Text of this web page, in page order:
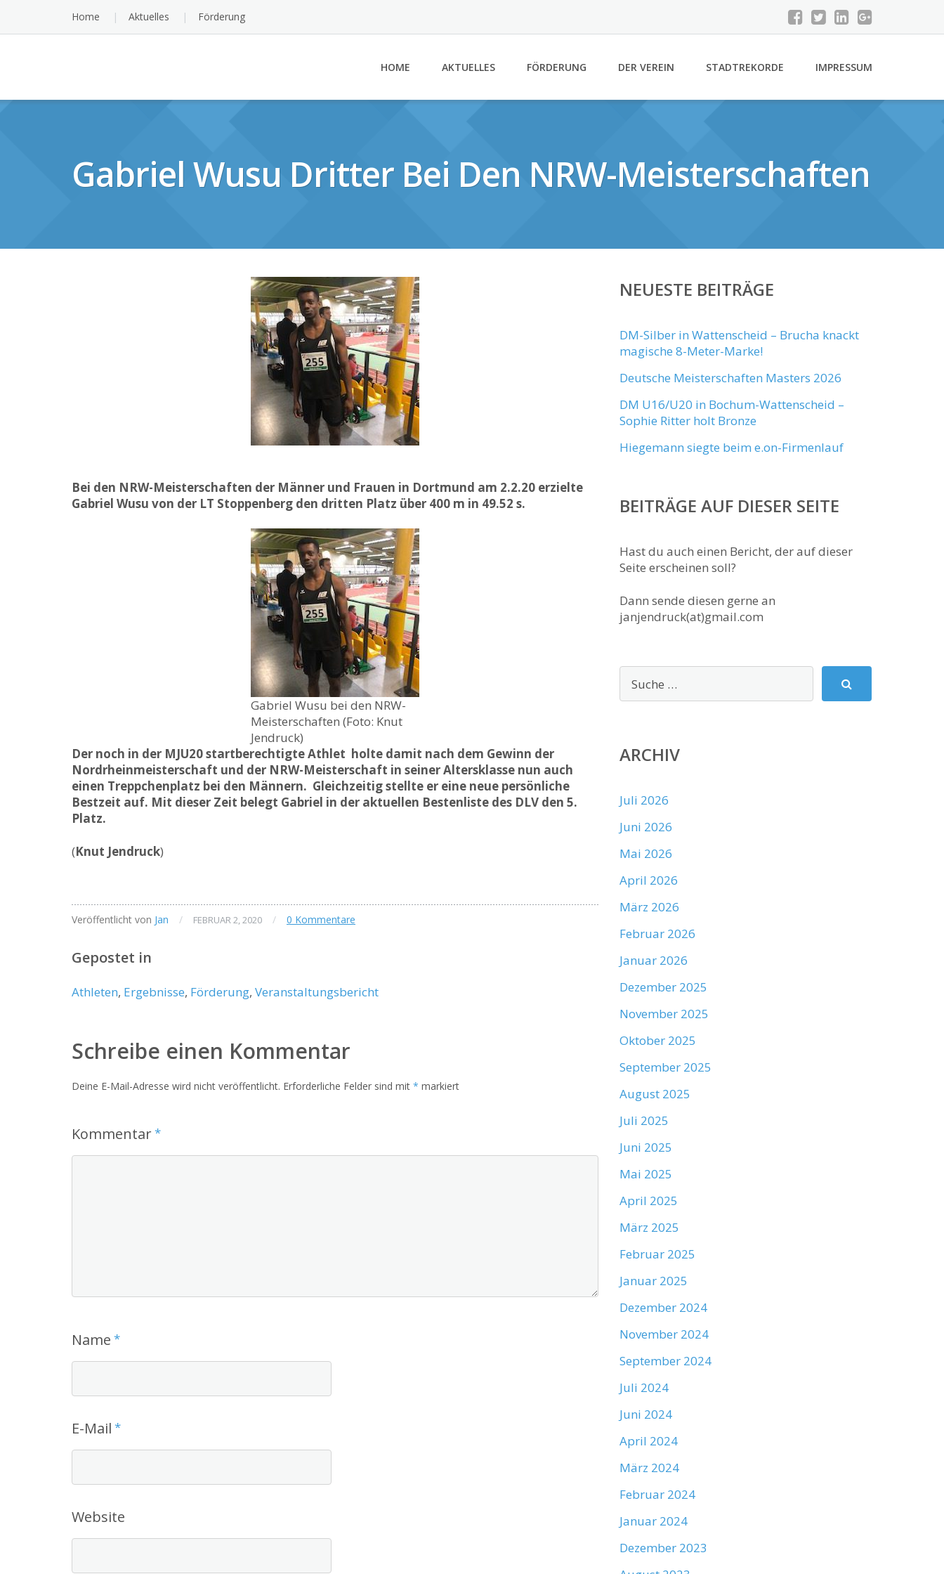
content
Home Aktuelles Förderung
HOME AKTUELLES FÖRDERUNG DER VEREIN STADTREKORDE IMPRESSUM
Gabriel Wusu Dritter Bei Den NRW-Meisterschaften
Bei den NRW-Meisterschaften der Männer und Frauen in Dortmund am 2.2.20 erzielte
Gabriel Wusu von der LT Stoppenberg den dritten Platz über 400 m in 49.52 s.
Gabriel Wusu bei den NRW-
Meisterschaften (Foto: Knut
Jendruck)
Der noch in der MJU20 startberechtigte Athlet holte damit nach dem Gewinn der
Nordrheinmeisterschaft und der NRW-Meisterschaft in seiner Altersklasse nun auch
einen Treppchenplatz bei den Männern. Gleichzeitig stellte er eine neue persönliche
Bestzeit auf. Mit dieser Zeit belegt Gabriel in der aktuellen Bestenliste des DLV den 5.
Platz.
(Knut Jendruck)
Veröffentlicht von Jan / FEBRUAR 2, 2020 / 0 Kommentare
Gepostet in
Athleten, Ergebnisse, Förderung, Veranstaltungsbericht
Schreibe einen Kommentar
Deine E-Mail-Adresse wird nicht veröffentlicht. Erforderliche Felder sind mit * markiert
Kommentar*
Name *
E-Mail *
Website
NEUESTE BEITRÄGE
DM-Silber in Wattenscheid – Brucha knackt
magische 8-Meter-Marke!
Deutsche Meisterschaften Masters 2026
DM U16/U20 in Bochum-Wattenscheid –
Sophie Ritter holt Bronze
Hiegemann siegte beim e.on-Firmenlauf
BEITRÄGE AUF DIESER SEITE
Hast du auch einen Bericht, der auf dieser
Seite erscheinen soll?
Dann sende diesen gerne an
janjendruck(at)gmail.com
ARCHIV
Juli 2026
Juni 2026
Mai 2026
April 2026
März 2026
Februar 2026
Januar 2026
Dezember 2025
November 2025
Oktober 2025
September 2025
August 2025
Juli 2025
Juni 2025
Mai 2025
April 2025
März 2025
Februar 2025
Januar 2025
Dezember 2024
November 2024
September 2024
Juli 2024
Juni 2024
April 2024
März 2024
Februar 2024
Januar 2024
Dezember 2023